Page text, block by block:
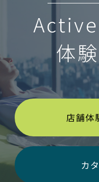
体
店舗体
カ